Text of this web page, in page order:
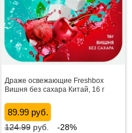
Драже освежающие Freshbox
Вишня без сахара Китай, 16 г
89.99 руб.
124.99руб. -28%